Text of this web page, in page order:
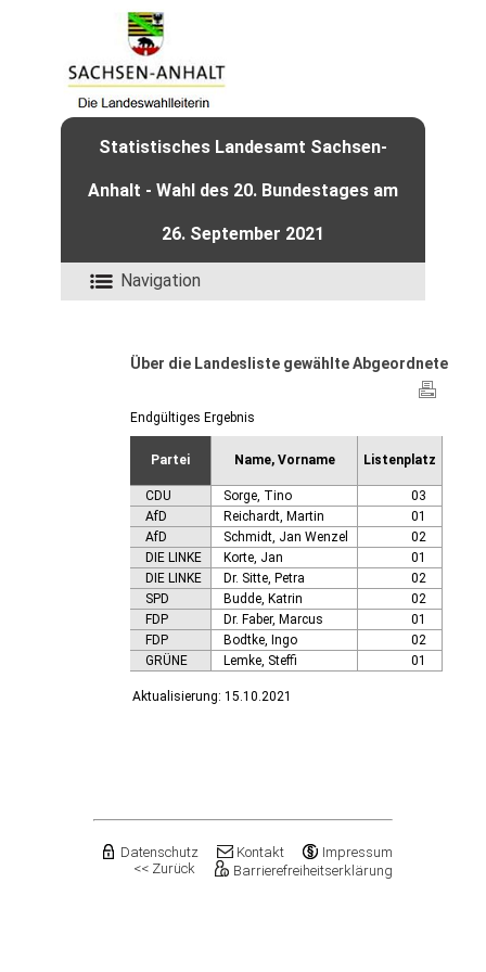
Statistisches Landesamt Sachsen-
Anhalt - Wahl des 20. Bundestages am
26. September 2021
Navigation
Über die Landesliste gewählte Abgeordnete
Endgültiges Ergebnis
Partei Name, Vorname Listenplatz
CDU Sorge, Tino
03
AfD
Reichardt, Martin
01
AfD
Schmidt, Jan Wenzel
02
DIE LINKE
Korte, Jan
01
DIE LINKE
Dr. Sitte, Petra
02
SPD
Budde, Katrin
02
FDP
Dr. Faber, Marcus
01
FDP
Bodtke, Ingo
02
GRÜNE
Lemke, Steffi 01
Aktualisierung: 15.10.2021
Impressum
Kontakt
Datenschutz
Barrierefreiheitserklärung
<< Zurück